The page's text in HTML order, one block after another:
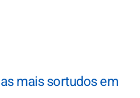
mais sortudos em